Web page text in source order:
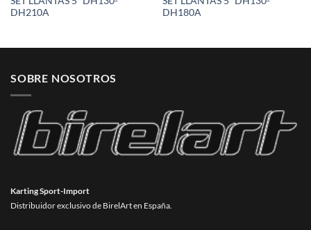
DH210A
DH180A
SOBRE NOSOTROS
Karting Sport-Import
Distribuidor exclusivo de BirelArt en España.